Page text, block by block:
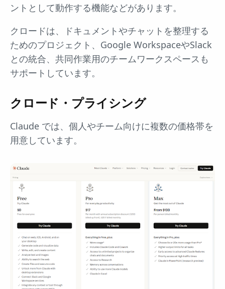
ントとして動作する機能などがあります。
クロードは、ドキュメントやチャットを整理する
ためのプロジェクト、Google WorkspaceやSlack
との統合、共同作業用のチームワークスペースも
サポートしています。
クロード・プライシング
Claude では、個人やチーム向けに複数の価格帯を
用意しています。